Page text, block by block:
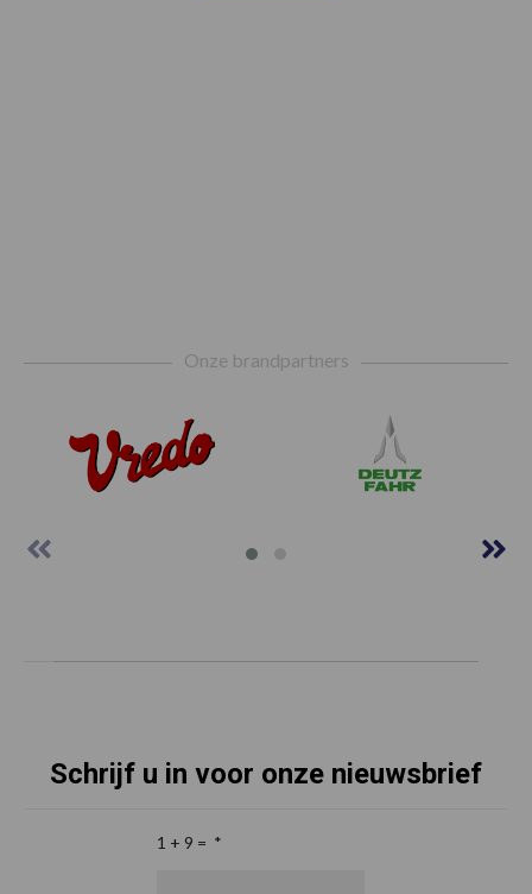
Onze brandpartners
Schrijf u in voor onze nieuwsbrief
1 + 9 = *